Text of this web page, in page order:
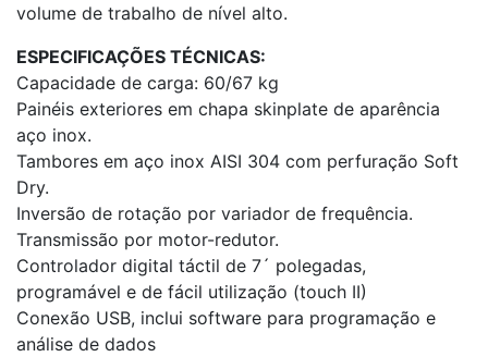
volume de trabalho de nível alto.
ESPECIFICAÇÕES TÉCNICAS:
Capacidade de carga: 60/67 kg
Painéis exteriores em chapa skinplate de aparência
aço inox.
Tambores em aço inox AISI 304 com perfuração Soft
Dry.
Inversão de rotação por variador de frequência.
Transmissão por motor-redutor.
Controlador digital táctil de 7´ polegadas,
programável e de fácil utilização (touch II)
Conexão USB, inclui software para programação e
análise de dados